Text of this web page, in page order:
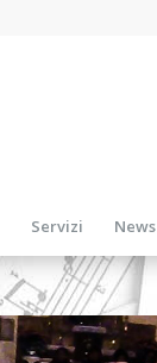
Servizi News